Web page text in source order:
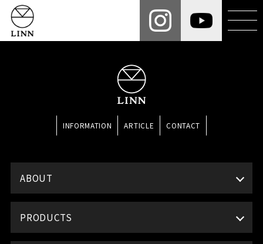
INFORMATION ARTICLE CONTACT
ABOUT
PRODUCTS